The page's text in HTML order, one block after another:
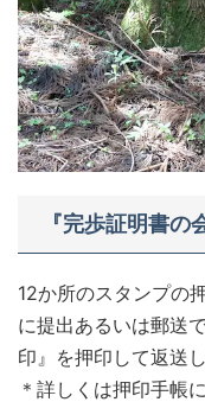
『完歩証明書
12か所のスタンプの
に提出あるいは郵送
印』を押印して返送
＊詳しくは押印手帳